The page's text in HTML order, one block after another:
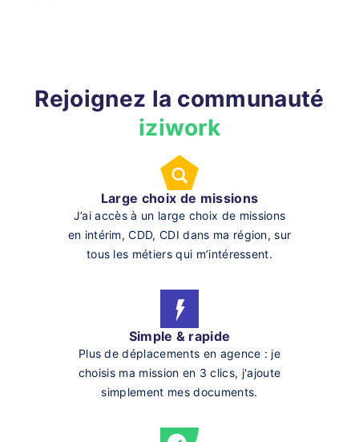
Rejoignez la communauté
iziwork
Large choix de missions
J’ai accès à un large choix de missions
en intérim, CDD, CDI dans ma région, sur
tous les métiers qui m’intéressent.
Simple & rapide
Plus de déplacements en agence : je
choisis ma mission en 3 clics, j'ajoute
simplement mes documents.